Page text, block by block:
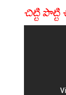
చిట్టి